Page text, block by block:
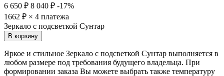
6 650 ₽ 8 040 ₽ -17%
1662 ₽ × 4 платежа
Зеркало с подсветкой Сунтар
В корзину
Яркое и стильное Зеркало с подсветкой Сунтар выполняется в
любом размере под требования будущего владельца. При
формировании заказа Вы можете выбрать также температуру